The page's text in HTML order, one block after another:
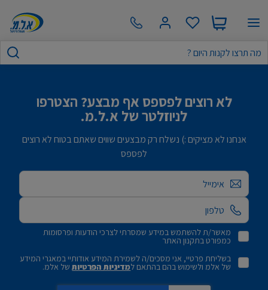
לא רוצים לפספס אף מבצע? הצטרפו
לניוזלטר של א.ל.מ.
אנחנו לא מציקים :) נשלח רק מבצעים שווים שאתם בטוח לא רוצים
לפספס
אימייל
מאשר/ת להשתמש במידע שמסרתי לצרכי הודעות ופרסומות
כמפורט בתקנון האתר
בשליחת פרטיי, אני מסכים/ה לשמירת המידע אודותיי במאגרי המידע
של אלמ ולשימוש בהם בהתאם למדיניות הפרטיותשל אלמ.